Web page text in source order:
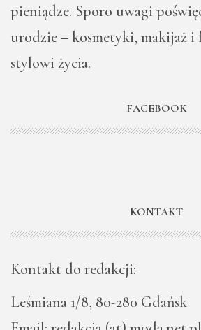
pieniądze. Sporo uwagi
urodzie – kosmetyki, makijaż i
stylowi życia.
FACEBOOK
KONTAKT
Kontakt do redakcji:
Leśmiana 1/8, 80-280 Gdańsk